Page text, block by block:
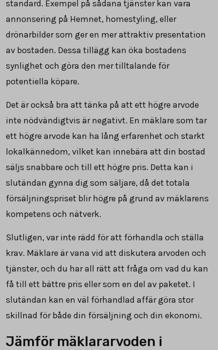
standard. Exempel på sådana tjänster kan vara
annonsering på Hemnet, homestyling, eller
drönarbilder som ger en mer attraktiv presentation
av bostaden. Dessa tillägg kan öka bostadens
synlighet och göra den mer tilltalande för
potentiella köpare.
Det är också bra att tänka på att ett högre arvode
inte nödvändigtvis är negativt. En mäklare som tar
ett högre arvode kan ha lång erfarenhet och starkt
lokalkännedom, vilket kan innebära att din bostad
säljs snabbare och till ett högre pris. Detta kan i
slutändan gynna dig som säljare, då det totala
försäljningspriset blir högre på grund av mäklarens
kompetens och nätverk.
Slutligen, var inte rädd för att förhandla och ställa
krav. Mäklare är vana vid att diskutera arvoden och
tjänster, och du har all rätt att fråga om vad du kan
få till ett bättre pris eller som en del av paketet. I
slutändan kan en väl förhandlad affär göra stor
skillnad för både din försäljning och din ekonomi.
Jämför mäklararvoden i